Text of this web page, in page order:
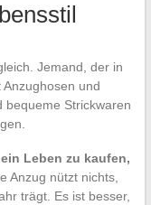
Jemand, der in
und
bequeme Strickwaren
Leben zu kaufen,
Anzug nützt nichts,
trägt. Es ist besser,